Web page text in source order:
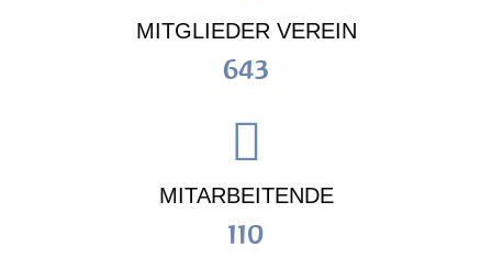
MITGLIEDER VEREIN
643
MITARBEITENDE
110